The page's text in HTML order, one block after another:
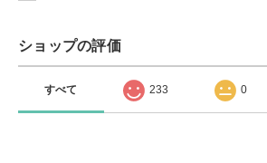
ショップの評価
すべて 233 0